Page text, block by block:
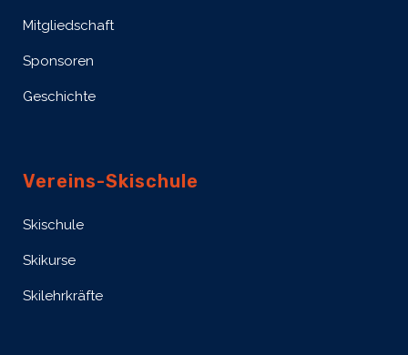
Mitgliedschaft
Sponsoren
Geschichte
Vereins-Skischule
Skischule
Skikurse
Skilehrkräfte